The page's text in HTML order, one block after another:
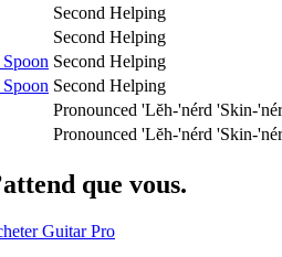
Second Helping
Second Helping
Second Helping
Second Helping
Pronounced 'Lĕh-'nérd 'Skin-
Pronounced 'Lĕh-'nérd 'Skin-
que vous.
Guitar Pro